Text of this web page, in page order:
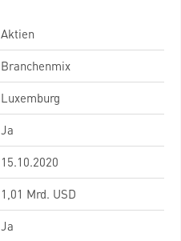
Aktien
Branchenmix
Luxemburg
Ja
15.10.2020
1,01 Mrd. USD
Ja